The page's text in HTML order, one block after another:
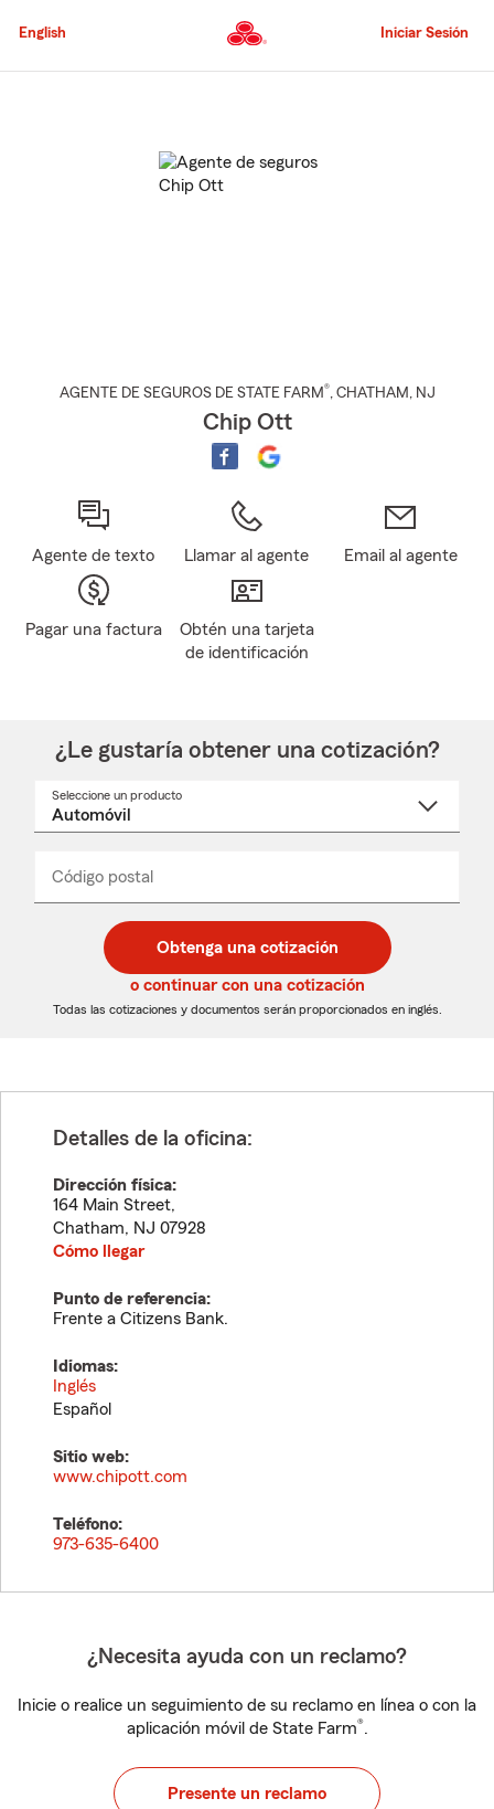
al
principal
English Iniciar Sesión
AGENTE DE SEGUROS DE STATE FARM®, CHATHAM , NJ
Chip Ott
Agente de texto Llamar al agente Email al agente
Pagar una factura
Obtén una tarjeta
de identificación
¿Le gustaría obtener una cotización?
Seleccione un producto
desplegable
Código postal
de
5
dígitos
de
5
dígitos
_____
Obtenga una cotización
o continuar con una cotización
Todas las cotizaciones y documentos serán proporcionados en inglés.
Detalles de la oficina:
Dirección física:
164 Main Street,
Chatham, NJ 07928
Cómo llegar
Punto de referencia:
Frente a Citizens Bank.
Idiomas:
Inglés
Español
Sitio web:
www.chipott.com
Teléfono:
973-635-6400
¿Necesita ayuda con un reclamo?
Inicie o realice un seguimiento de su reclamo en línea o con la
aplicación móvil de State Farm®.
Presente un reclamo